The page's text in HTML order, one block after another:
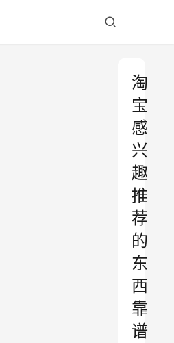
淘
宝
感
兴
趣
推
荐
的
东
西
靠
谱